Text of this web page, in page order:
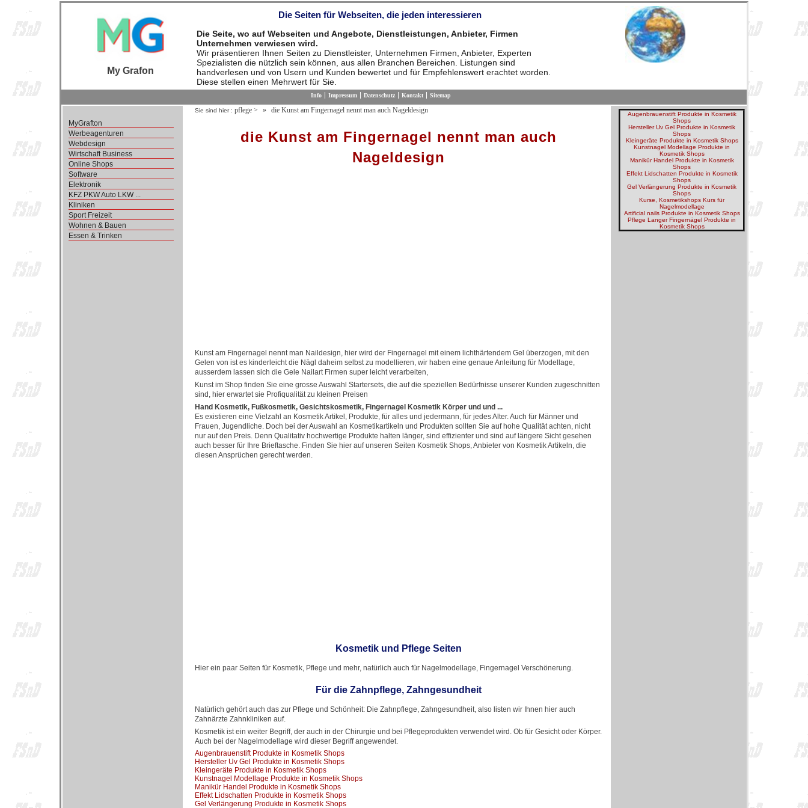
My Grafon
Die Seiten für Webseiten, die jeden interessieren
Die Seite, wo auf Webseiten und Angebote, Dienstleistungen, Anbieter, Firmen
Unternehmen verwiesen wird.
Wir präsentieren Ihnen Seiten zu Dienstleister, Unternehmen Firmen, Anbieter, Experten
Spezialisten die nützlich sein können, aus allen Branchen Bereichen. Listungen sind
handverlesen und von Usern und Kunden bewertet und für Empfehlenswert erachtet worden.
Diese stellen einen Mehrwert für Sie.
Info Impressum Datenschutz Kontakt Sitemap
MyGrafton
Werbeagenturen
Webdesign
Wirtschaft Business
Online Shops
Software
Elektronik
KFZ PKW Auto LKW ...
Kliniken
Sport Freizeit
Wohnen & Bauen
Essen & Trinken
Sie sind hier : pflege > die Kunst am Fingernagel nennt man auch Nageldesign
die Kunst am Fingernagel nennt man auch
Nageldesign
Kunst am Fingernagel nennt man Naildesign, hier wird der Fingernagel mit einem lichthärtendem Gel überzogen, mit den
Gelen von ist es kinderleicht die Nägl daheim selbst zu modellieren, wir haben eine genaue Anleitung für Modellage,
ausserdem lassen sich die Gele Nailart Firmen super leicht verarbeiten,
Kunst im Shop finden Sie eine grosse Auswahl Startersets, die auf die speziellen Bedürfnisse unserer Kunden zugeschnitten
sind, hier erwartet sie Profiqualität zu kleinen Preisen
Hand Kosmetik, Fußkosmetik, Gesichtskosmetik, Fingernagel Kosmetik Körper und und ...
Es existieren eine Vielzahl an Kosmetik Artikel, Produkte, für alles und jedermann, für jedes Alter. Auch für Männer und
Frauen, Jugendliche. Doch bei der Auswahl an Kosmetikartikeln und Produkten sollten Sie auf hohe Qualität achten, nicht
nur auf den Preis. Denn Qualitativ hochwertige Produkte halten länger, sind effizienter und sind auf längere Sicht gesehen
auch besser für Ihre Brieftasche. Finden Sie hier auf unseren Seiten Kosmetik Shops, Anbieter von Kosmetik Artikeln, die
diesen Ansprüchen gerecht werden.
Kosmetik und Pflege Seiten
Hier ein paar Seiten für Kosmetik, Pflege und mehr, natürlich auch für Nagelmodellage, Fingernagel Verschönerung.
Für die Zahnpflege, Zahngesundheit
Natürlich gehört auch das zur Pflege und Schönheit: Die Zahnpflege, Zahngesundheit, also listen wir Ihnen hier auch
Zahnärzte Zahnkliniken auf.
Kosmetik ist ein weiter Begriff, der auch in der Chirurgie und bei Pflegeprodukten verwendet wird. Ob für Gesicht oder Körper.
Auch bei der Nagelmodellage wird dieser Begriff angewendet.
Augenbrauenstift Produkte in Kosmetik Shops
Hersteller Uv Gel Produkte in Kosmetik Shops
Kleingeräte Produkte in Kosmetik Shops
Kunstnagel Modellage Produkte in Kosmetik Shops
Manikür Handel Produkte in Kosmetik Shops
Effekt Lidschatten Produkte in Kosmetik Shops
Gel Verlängerung Produkte in Kosmetik Shops
Augenbrauenstift Produkte in Kosmetik
Shops
Hersteller Uv Gel Produkte in Kosmetik
Shops
Kleingeräte Produkte in Kosmetik Shops
Kunstnagel Modellage Produkte in
Kosmetik Shops
Manikür Handel Produkte in Kosmetik
Shops
Effekt Lidschatten Produkte in Kosmetik
Shops
Gel Verlängerung Produkte in Kosmetik
Shops
Kurse, Kosmetikshops Kurs für
Nagelmodellage
Artificial nails Produkte in Kosmetik Shops
Pflege Langer Fingernägel Produkte in
Kosmetik Shops